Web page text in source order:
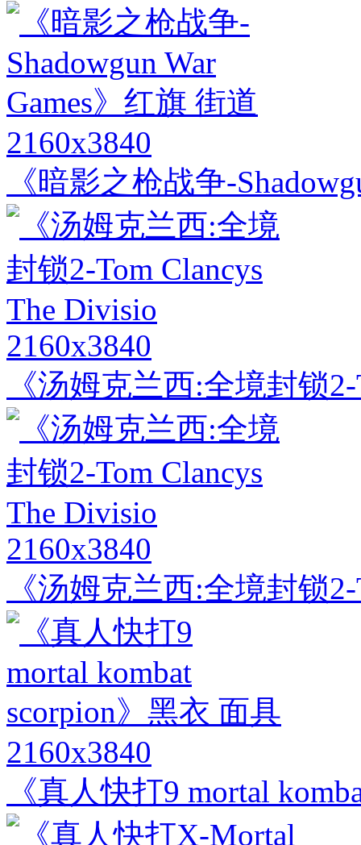
2160x3840
《暗影之枪战争-
2160x3840
《汤姆克兰西:全境封锁
2160x3840
《汤姆克兰西:全境封锁
2160x3840
《真人快打9 mortal